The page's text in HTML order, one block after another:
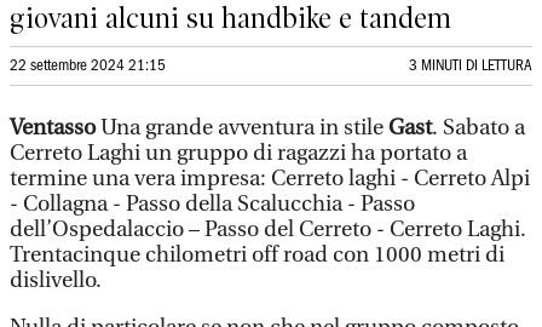
giovani alcuni su handbike e tandem
22 settembre 2024 21:15 3 MINUTI DI LETTURA
VentassoUna grande avventura in stileGast. Sabato a
Cerreto Laghi un gruppo di ragazzi ha portato a
termine una vera impresa: Cerreto laghi - Cerreto Alpi
- Collagna - Passo della Scalucchia - Passo
dell’Ospedalaccio – Passo del Cerreto - Cerreto Laghi.
Trentacinque chilometri off road con 1000 metri di
dislivello.